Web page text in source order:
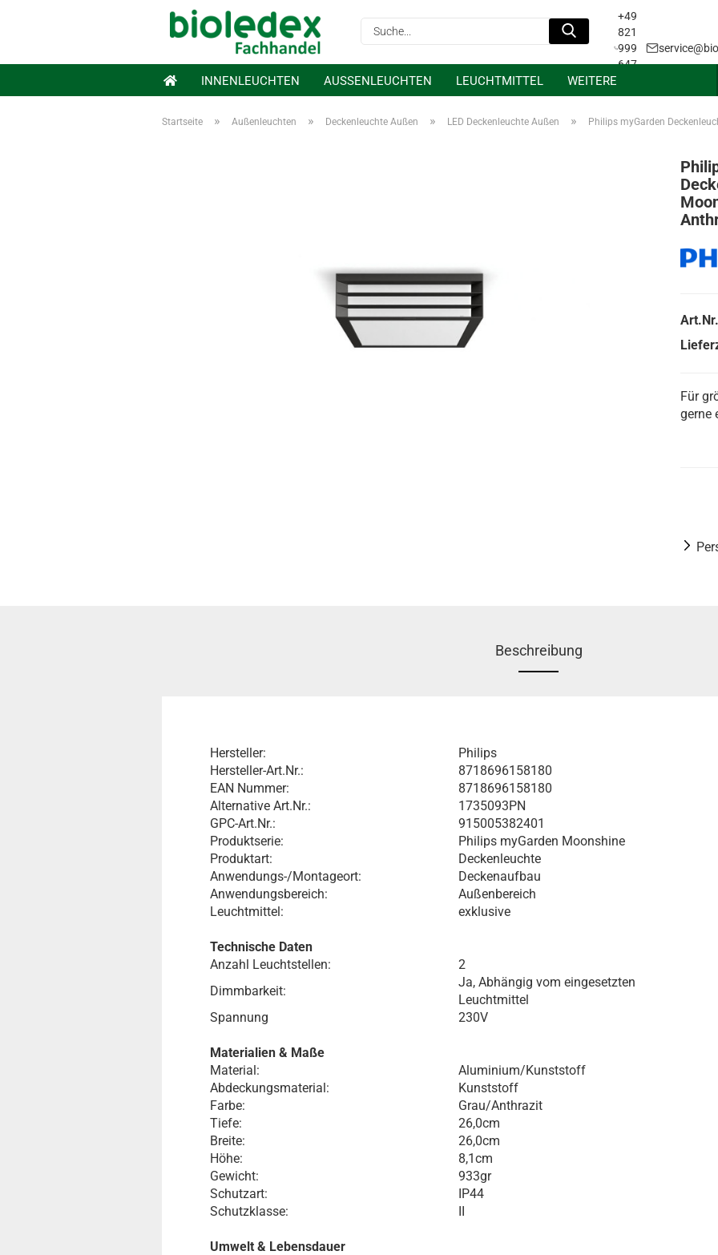
Suche...
+49
821
999
647
Lichtplanung
INNENLEUCHTEN AUSSENLEUCHTEN LEUCHTMITTEL WEITERE
Startseite » Außenleuchten » Deckenleuchte Außen » LED Deckenleuchte Außen » Philips myGarden
Für
gerne
Beschreibung
Hersteller:
Philips
Hersteller-Art.Nr.:
8718696158180
EAN Nummer:
8718696158180
Alternative Art.Nr.:
1735093PN
GPC-Art.Nr.:
915005382401
Produktserie:
Philips myGarden Moonshine
Produktart:
Deckenleuchte
Anwendungs-/Montageort:
Deckenaufbau
Anwendungsbereich:
Außenbereich
Leuchtmittel:
exklusive
Technische Daten
Anzahl Leuchtstellen:
2
Dimmbarkeit:
Ja, Abhängig vom eingesetzten
Leuchtmittel
Spannung
230V
Materialien & Maße
Material:
Aluminium/Kunststoff
Abdeckungsmaterial:
Kunststoff
Farbe:
Grau/Anthrazit
Tiefe:
26,0cm
Breite:
26,0cm
Höhe:
8,1cm
Gewicht:
933gr
Schutzart:
IP44
Schutzklasse:
II
Umwelt & Lebensdauer